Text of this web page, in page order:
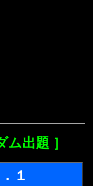
ム出題 ］
１